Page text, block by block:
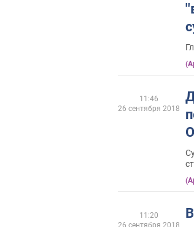
11:46
26 сентября 2018
11:20